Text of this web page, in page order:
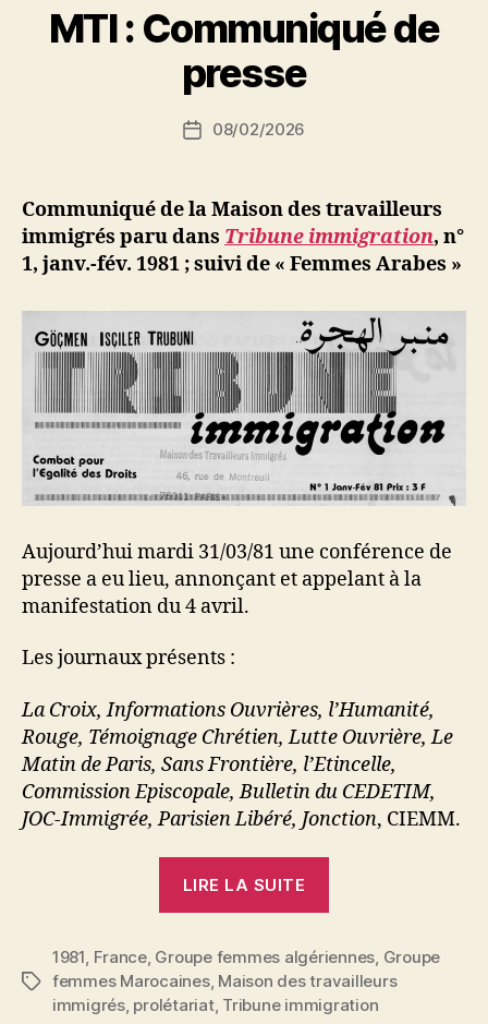
et
le
novembre »
MTI : Communiqué de
presse
Auteur
de
a
S
N
ji
Date08/02/2026
Communiqué de la Maison des travailleurs
immigrés paru dans Tribune immigration, n°
1, janv.-fév. 1981 ; suivi de « Femmes Arabes »
Aujourd’hui mardi 31/03/81 une conférence de
presse a eu lieu, annonçant et appelant à la
manifestation du 4 avril.
Les journaux présents :
La Croix, Informations Ouvrières, l’Humanité,
Rouge, Témoignage Chrétien, Lutte Ouvrière, Le
Matin de Paris, Sans Frontière, l’Etincelle,
Commission Episcopale, Bulletin du CEDETIM,
JOC-Immigrée, Parisien Libéré, Jonction, CIEMM.
LIRE LA SUITE
de
presse »
Étiquettes
1981, France, Groupe femmes algériennes, Groupe
femmes Marocaines, Maison des travailleurs
immigrés, prolétariat, Tribune immigration